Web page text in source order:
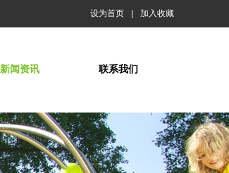
设为首页 加入收藏
新闻资讯 联系我们